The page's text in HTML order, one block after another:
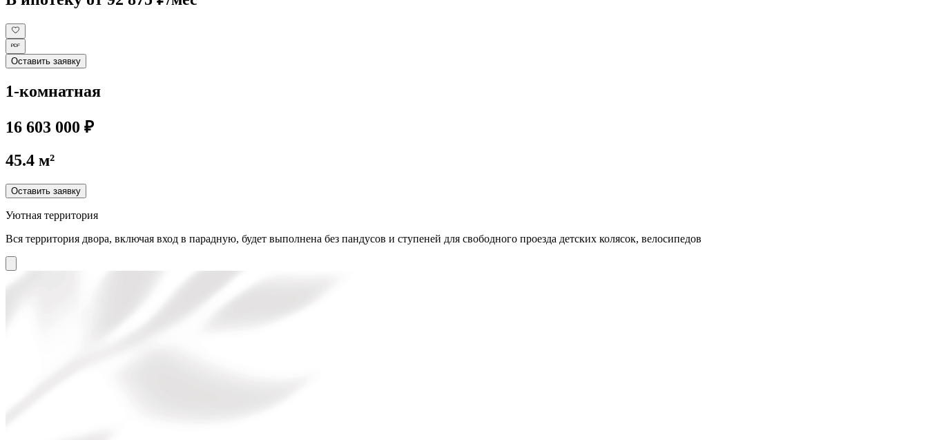
Оставить заявку
1-комнатная
16 603 000 ₽
45.4 м²
Оставить заявку
Уютная территория
Вся территория двора, включая вход в парадную, будет выполнена без пандусов и ступеней для свободного проезда детских колясок, велосипедов